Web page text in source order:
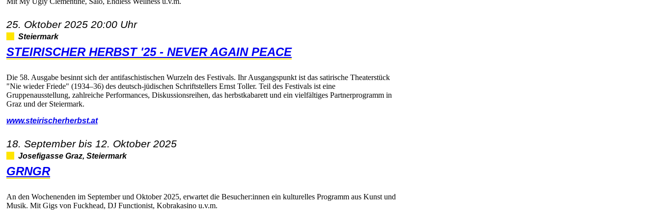
25.Oktober202520:00Uhr
Steiermark
STEIRISCHERHERBST'25-NEVERAGAINPEACE
Die58.AusgabebesinntsichderantifaschistischenWurzelndesFestivals.IhrAusgangspunktistdassatirischeTheaterstück
"NiewiederFriede"(1934–36)desdeutsch-jüdischenSchriftstellersErnstToller.TeildesFestivalsisteine
Gruppenausstellung,zahlreichePerformances,Diskussionsreihen,dasherbstkabarettundeinvielfältigesPartnerprogrammin
GrazundderSteiermark.
www.steirischerherbst.at
18.Septemberbis12.Oktober2025
JosefigasseGraz,Steiermark
GRNGR
AndenWochenendenimSeptemberundOktober2025,erwartetdieBesucher:inneneinkulturellesProgrammausKunstund
Musik.MitGigsvonFuckhead,DJFunctionist,Kobrakasinou.v.m.